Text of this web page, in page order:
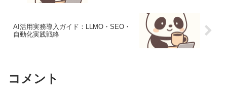
AI活用実務導入ガイド：LLMO・SEO・
自動化実践戦略
コメント